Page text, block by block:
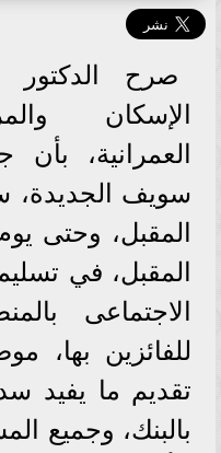
صرح الدكتور
الإسكان
العمرانية،
المقبل، في
الاجتماعى
للفائزين بها،
تقديم ما يفيد
بالبنك، وجميع